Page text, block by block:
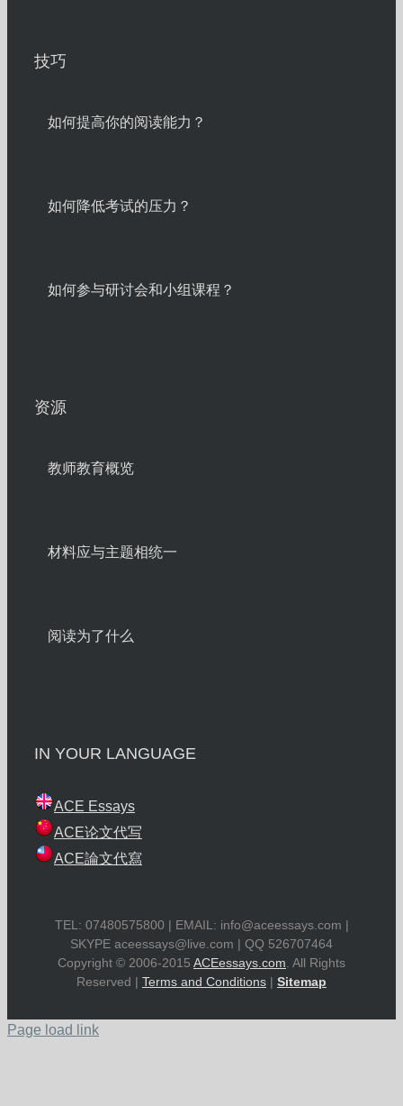
技巧
如何提高你的阅读能力？
如何降低考试的压力？
如何参与研讨会和小组课程？
资源
教师教育概览
材料应与主题相统一
阅读为了什么
IN YOUR LANGUAGE
ACE Essays
ACE论文代写
ACE論文代寫
TEL: 07480575800 | EMAIL: info@aceessays.com |
SKYPE aceessays@live.com | QQ 526707464
Copyright © 2006-2015 ACEessays.com . All Rights
Reserved | Terms and Conditions | Sitemap
Page load link